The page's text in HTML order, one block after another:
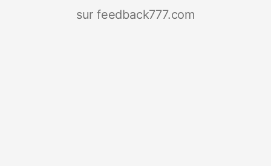
sur feedback777.com